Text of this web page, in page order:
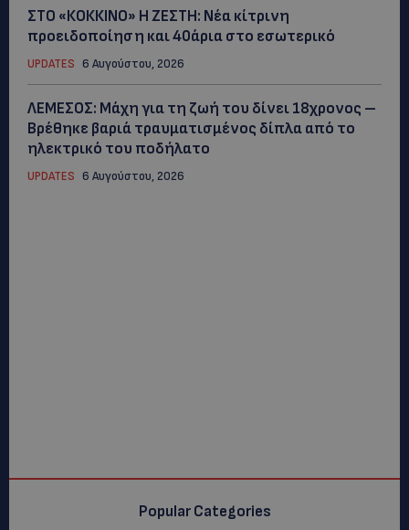
ΣΤΟ «ΚΟΚΚΙΝΟ» Η ΖΕΣΤΗ: Νέα κίτρινη
προειδοποίηση και 40άρια στο εσωτερικό
UPDATES 6 Αυγούστου, 2026
ΛΕΜΕΣΟΣ: Μάχη για τη ζωή του δίνει 18χρονος –
Βρέθηκε βαριά τραυματισμένος δίπλα από το
ηλεκτρικό του ποδήλατο
UPDATES 6 Αυγούστου, 2026
Popular Categories